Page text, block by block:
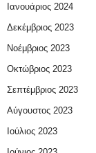
Ιανουάριος 2024
Δεκέμβριος 2023
Νοέμβριος 2023
Οκτώβριος 2023
Σεπτέμβριος 2023
Αύγουστος 2023
Ιούλιος 2023